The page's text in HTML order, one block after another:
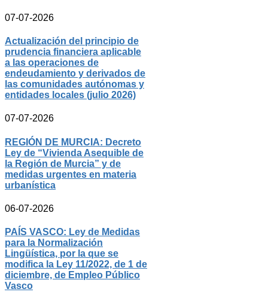
07-07-2026
Actualización del principio de
prudencia financiera aplicable
a las operaciones de
endeudamiento y derivados de
las comunidades autónomas y
entidades locales (julio 2026)
07-07-2026
REGIÓN DE MURCIA: Decreto
Ley de “Vivienda Asequible de
la Región de Murcia” y de
medidas urgentes en materia
urbanística
06-07-2026
PAÍS VASCO: Ley de Medidas
para la Normalización
Lingüística, por la que se
modifica la Ley 11/2022, de 1 de
diciembre, de Empleo Público
Vasco